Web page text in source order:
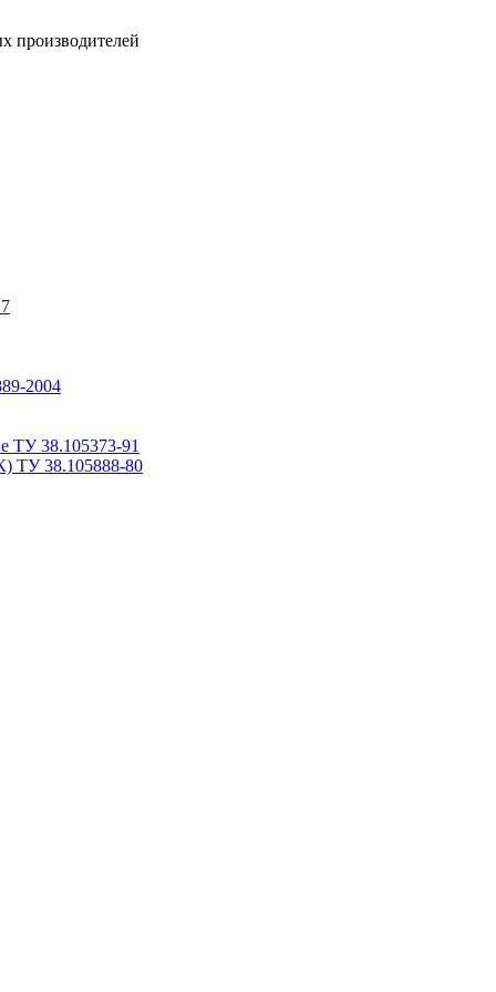
производителей
2004
ТУ 38.105373-91
ТУ 38.105888-80